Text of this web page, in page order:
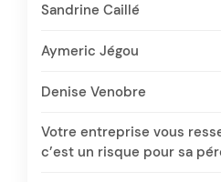
Sandrine Caillé
Aymeric Jégou
Denise Venobre
Votre entreprise vous
c’est un risque pour sa